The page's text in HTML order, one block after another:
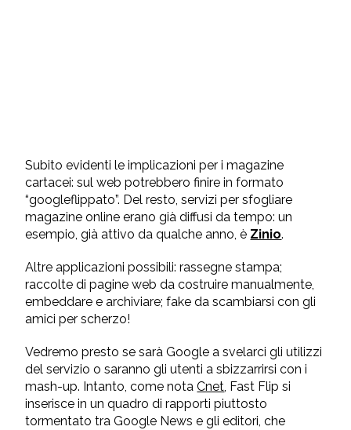
Subito evidenti le implicazioni per i magazine
cartacei: sul web potrebbero finire in formato
“googleflippato”. Del resto, servizi per sfogliare
magazine online erano già diffusi da tempo: un
esempio, già attivo da qualche anno, è Zinio.
Altre applicazioni possibili: rassegne stampa;
raccolte di pagine web da costruire manualmente,
embeddare e archiviare; fake da scambiarsi con gli
amici per scherzo!
Vedremo presto se sarà Google a svelarci gli utilizzi
del servizio o saranno gli utenti a sbizzarrirsi con i
mash-up. Intanto, come notaCnet, Fast Flip si
inserisce in un quadro di rapporti piuttosto
tormentato tra Google News e gli editori, che